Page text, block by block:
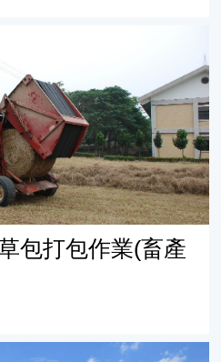
業(畜產試驗所)-02-1
包打包作業(畜產